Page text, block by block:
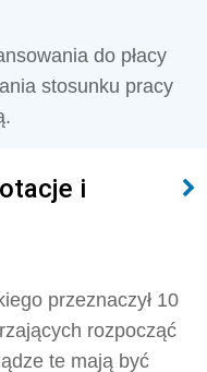
do płacy
stosunku pracy
i
przeznaczył 10
rozpocząć
te mają być